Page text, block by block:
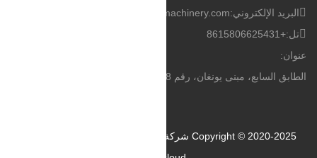
البريد الإلكتروني:info@sdshinemachinery.com
تل:+8615806625431
عنوان:
الطابق السابع، مبنى يونغان، رقم 268 طريق كوانتشنغ، جينان، الصين
Copyright © 2020-2025 شركة شاين للآلات المحدودة